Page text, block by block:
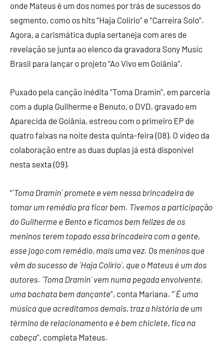
onde Mateus é um dos nomes por trás de sucessos do
segmento, como os hits “Haja Colírio” e “Carreira Solo”.
Agora, a carismática dupla sertaneja com ares de
revelação se junta ao elenco da gravadora Sony Music
Brasil para lançar o projeto “Ao Vivo em Goiânia”.
Puxado pela canção inédita “Toma Dramin”, em parceria
com a dupla Guilherme e Benuto, o DVD, gravado em
Aparecida de Goiânia, estreou com o primeiro EP de
quatro faixas na noite desta quinta-feira (08). O vídeo da
colaboração entre as duas duplas já está disponível
nesta sexta (09).
“´Toma Dramin´ promete e vem nessa brincadeira de
tomar um remédio pra ficar bem. Tivemos a participação
do Guilherme e Bento e ficamos bem felizes de os
meninos terem topado essa brincadeira com a gente,
esse jogo com remédio, mais uma vez. Os meninos que
vêm do sucesso de ´Haja Colírio´, que o Mateus é um dos
autores. ´Toma Dramin´ vem numa pegada envolvente,
uma bachata bem dançante”, conta Mariana. “´É uma
música que acreditamos demais, traz a história de um
término de relacionamento e é bem chiclete, fica na
cabeça”, completa Mateus.